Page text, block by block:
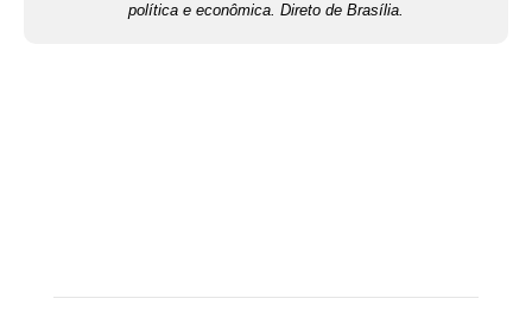
política e econômica. Direto de Brasília.